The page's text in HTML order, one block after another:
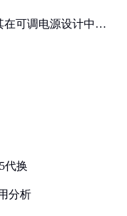
在可调电源设计中的
代换
分析